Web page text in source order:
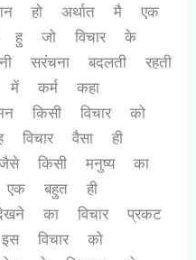
हो अर्थात मै एक
हु जो विचार के
सरंचना बदलती रहती
में कर्म कहा
किसी विचार को
वैसा ही
किसी मनुष्य का
बहुत ही
का विचार प्रकट
विचार को